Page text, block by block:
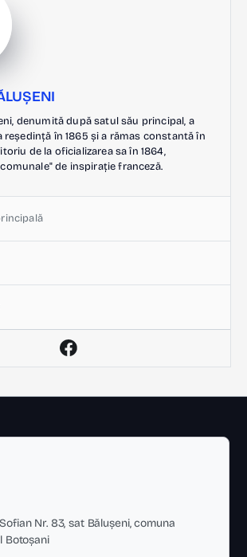
denumită după satul său principal, a
în 1865 și a rămas constantă în
de la oficializarea sa în 1864,
de inspirație franceză.
Nr. 83, sat Bălușeni, comuna
Botoșani